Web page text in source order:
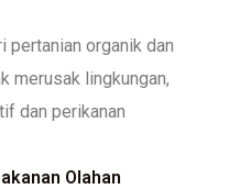
pertanian organik dan
merusak lingkungan,
dan perikanan
Olahan